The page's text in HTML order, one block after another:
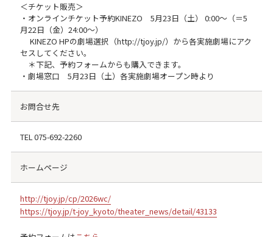
＜チケット販売＞
・オンラインチケット予約KINEZO 5月23日（土） 0:00～（＝5
月22日（金）24:00～）
KINEZO HPの劇場選択（http://tjoy.jp/）から各実施劇場にアク
セスしてください。
＊下記、予約フォームからも購入できます。
・劇場窓口 5月23日（土）各実施劇場オープン時より
お問合せ先
TEL075-692-2260
ホームページ
http://tjoy.jp/cp/2026wc/
https://tjoy.jp/t-joy_kyoto/theater_news/detail/43133